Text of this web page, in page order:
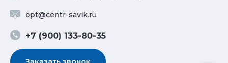
opt@centr-savik.ru
+7 (900) 133-80-35